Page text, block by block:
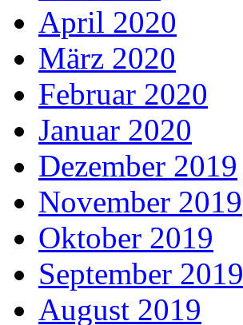
April 2020
März 2020
Februar 2020
Januar 2020
Dezember 2019
November 2019
Oktober 2019
September 2019
August 2019